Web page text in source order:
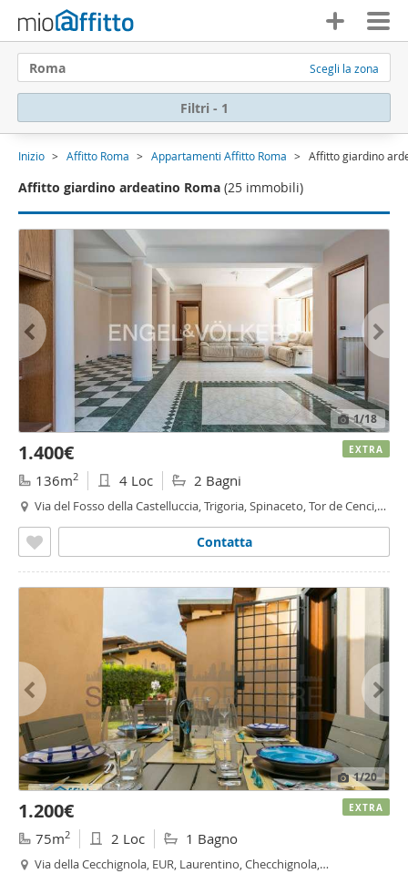
Roma Scegli la zona
Filtri - 1
Inizio Affitto Roma Appartamenti Affitto Roma Affitto giardino
Affitto giardino ardeatino Roma (25 immobili)
1/18
1.400€
136m2 4 Loc 2 Bagni
Via del Fosso della Castelluccia, Trigoria, Spinaceto, Tor de Cenci,
Contatta
EXTRA
1/20
1.200€
75m2 2 Loc 1 Bagno
Via della Cecchignola, EUR, Laurentino, Checchignola,
EXTRA